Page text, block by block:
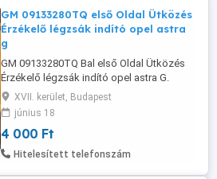
GM 09133280TQ első Oldal Ütközés
Érzékelő légzsák indító opel astra
g
GM 09133280TQ Bal első Oldal Ütközés
Érzékelő légzsák indító opel astra G.
Bontott sérülésmentes autóból.
XVII. kerület, Budapest
június 18
4 000 Ft
Hitelesített telefonszám